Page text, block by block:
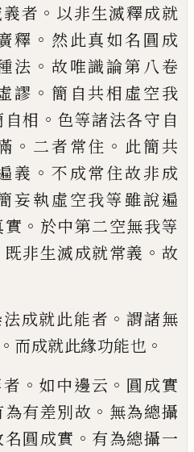
者 。 以非生滅釋成就
釋 。 然此真如名圓成
法 。 故唯識論第八卷
謬 。 簡自共相虛空我
自相 。 色等諸法各守自
。 二者常住 。 此簡共
義 。 不成常住故非成
妄執虛空我等雖說遍
實 。 於中第二空無我等
既非生滅成就常義 。 故
成就此能者 。謂諸無
。 而成就此緣功能也 。
。 如中邊云 。 圓成實
為有差別故 。 無為總攝
圓成實 。 有為總攝一